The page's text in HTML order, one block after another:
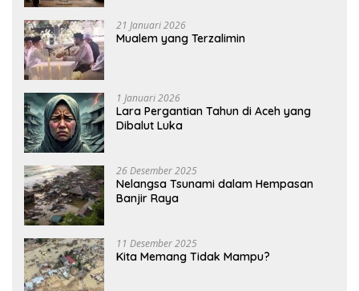
21 Januari 2026
Mualem yang Terzalimin
1 Januari 2026
Lara Pergantian Tahun di Aceh yang
Dibalut Luka
26 Desember 2025
Nelangsa Tsunami dalam Hempasan
Banjir Raya
11 Desember 2025
Kita Memang Tidak Mampu?